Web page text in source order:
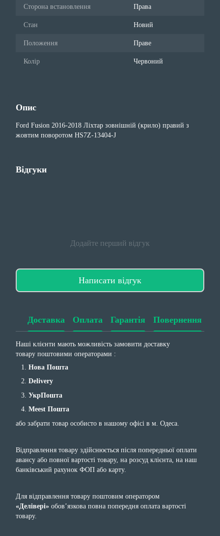
Сторона встановлення Права
Стан Новий
Положення Праве
Колір Червоний
Опис
Ford Fusion 2016-2018 Ліхтар зовнішній (крило) правий з
жовтим поворотом HS7Z-13404-J
Відгуки
Додайте перший відгук
Написати відгук
Доставка Оплата Гарантія Повернення
Наші клієнти мають можливість замовити доставку
товару поштовими операторами :
Нова Пошта
Delivery
УкрПошта
Meest Пошта
або забрати товар особисто в нашому офісі в м. Одеса.
Відправлення товару здійснюється після попередньої оплати
авансу або повної вартості товару, на розсуд клієнта, на наш
банківський рахунок ФОП або карту.
Для відправлення товару поштовим оператором
«Делівері» обов’язкова повна попередня оплата вартості
товару.